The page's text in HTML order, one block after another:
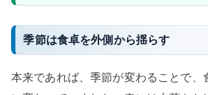
季節は食卓を外側から揺らす
本来であれば、季節が変わることで、